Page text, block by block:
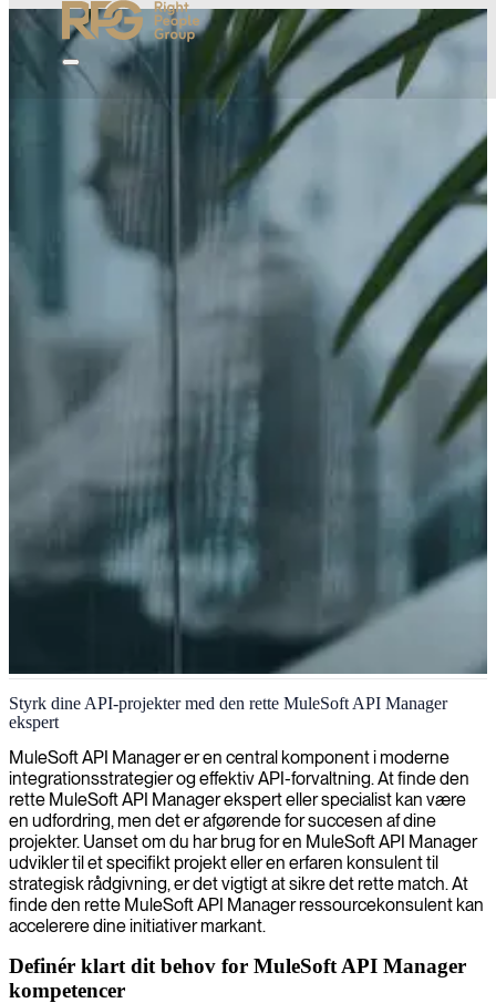
MuleSoft+API+Manager-konsulent
Styrk dine API-projekter med den rette MuleSoft API Manager
ekspert
MuleSoft API Manager er en central komponent i moderne
integrationsstrategier og effektiv API-forvaltning. At finde den
rette MuleSoft API Manager ekspert eller specialist kan være
en udfordring, men det er afgørende for succesen af dine
projekter. Uanset om du har brug for en MuleSoft API Manager
udvikler til et specifikt projekt eller en erfaren konsulent til
strategisk rådgivning, er det vigtigt at sikre det rette match. At
finde den rette MuleSoft API Manager ressourcekonsulent kan
accelerere dine initiativer markant.
Definér klart dit behov for MuleSoft API Manager
kompetencer